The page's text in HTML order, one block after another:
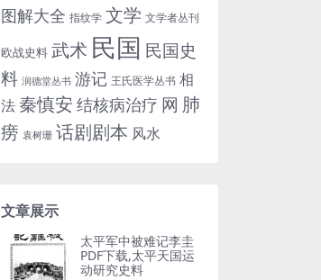
图解大全 指纹学 文学 文学者丛刊
欧战史料 武术 民国 民国史
料 润德堂丛书 游记 王氏医学丛书 相
法 秦慎安 结核病治疗 网 肺
痨 袁树珊 话剧剧本 风水
文章展示
太平军中被难记李圭
PDF下载,太平天国运
动研究史料